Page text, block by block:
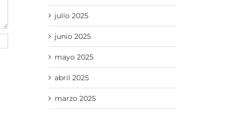
julio 2025
junio 2025
mayo 2025
abril 2025
marzo 2025